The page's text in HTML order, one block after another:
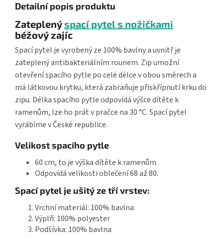
Detailní popis produktu
Zateplenýspací pytel s nožičkami
béžový zajíc
Spací pytel je vyrobený ze 100% bavlny a uvnitř je
zateplený antibakteriálním rounem. Zip umožní
otevření spacího pytle po celé délce v obou směrech a
má látkovou krytku, která zabraňuje přiskřípnutí krku do
zipu. Délka spacího pytle odpovídá výšce dítěte k
ramenům, lze ho prát v pračce na 30 °C. Spací pytel
vyrábíme v České republice.
Velikost spacího pytle
60 cm, to je výška dítěte k ramenům.
Odpovídá velikosti oblečení 68 až 80.
Spací pytel je ušitý ze tří vrstev:
Vrchní materiál: 100% bavlna
Výplň: 100% polyester
Podšívka: 100% bavlna